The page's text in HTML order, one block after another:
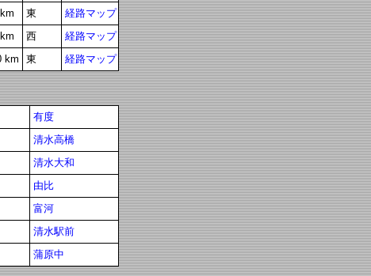
東
経路マップ
西
経路マップ
km 東 経路マップ
有度
清水高橋
清水大和
由比
富河
清水駅前
蒲原中